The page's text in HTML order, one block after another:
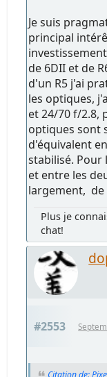
Je suis
principal
de 6DII et de
d'un R5 j'ai
les optiques,
et 24/70 f/2.8,
optiques sont
d'équivalent
stabilisé. Pour
et entre les
largement, de
Plus je
chat!
#2553
Citation de: